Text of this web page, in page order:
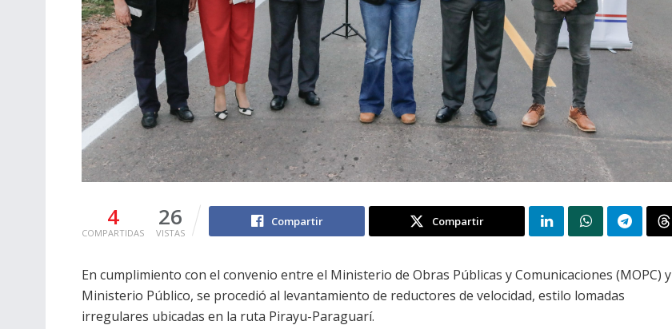
4
COMPARTIDAS
26
VISTAS
Compartir Compartir
En cumplimiento con el convenio entre el Ministerio de Obras Públicas y Comunicaciones (MOPC) y
Ministerio Público, se procedió al levantamiento de reductores de velocidad, estilo lomadas
irregulares ubicadas en la ruta Pirayu-Paraguarí.